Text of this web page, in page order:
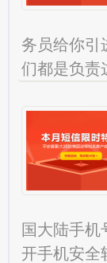
务员给你引
们都是负责
理短信平
国大陆手
开手机安全